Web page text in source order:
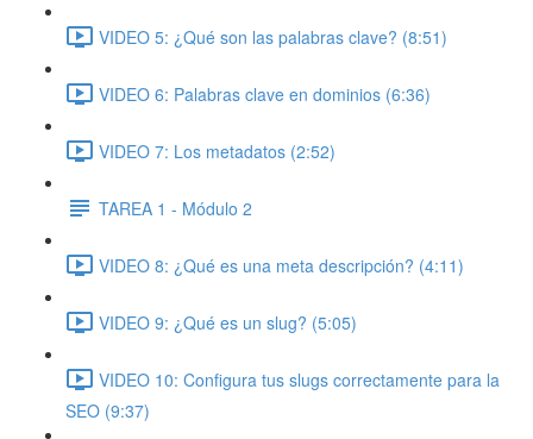
VIDEO 5: ¿Qué son las palabras clave? (8:51)
VIDEO 6: Palabras clave en dominios (6:36)
VIDEO 7: Los metadatos (2:52)
TAREA 1 - Módulo 2
VIDEO 8: ¿Qué es una meta descripción? (4:11)
VIDEO 9: ¿Qué es un slug? (5:05)
VIDEO 10: Configura tus slugs correctamente para la
SEO (9:37)